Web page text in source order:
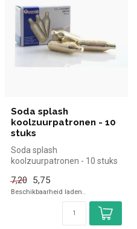
Soda splash
koolzuurpatronen - 10
stuks
Soda splash
koolzuurpatronen - 10 stuks
7,20
5,75
Beschikbaarheid laden..